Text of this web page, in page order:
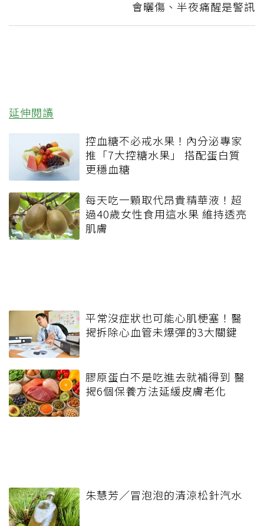
會曬傷、半夜痛醒是警訊
延伸閱讀
控血糖不必戒水果！內分泌專家
推「7大控糖水果」 搭配蛋白質
更穩血糖
每天吃一顆取代昂貴精華液！超
過40歲女性食用這水果 維持透亮
肌膚
平常沒症狀也可能心肌梗塞！醫
揭拆除心血管未爆彈的3大關鍵
膠原蛋白不是吃進去就補得到 醫
揭6個保養方法延緩皮膚老化
朱慧芳／冒泡泡的清涼松針汽水